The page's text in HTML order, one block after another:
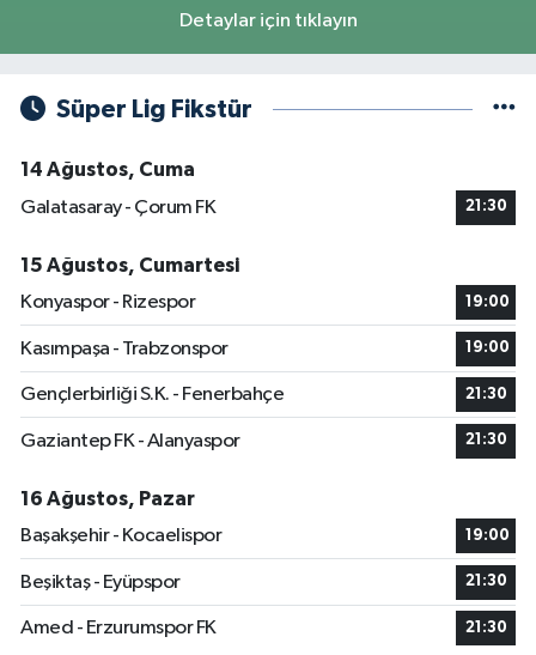
Detaylar için tıklayın
Süper Lig Fikstür
14 Ağustos, Cuma
Galatasaray - Çorum FK
21:30
15 Ağustos, Cumartesi
Konyaspor - Rizespor
19:00
Kasımpaşa - Trabzonspor 19:00
Gençlerbirliği S.K. - Fenerbahçe 21:30
Gaziantep FK - Alanyaspor 21:30
16 Ağustos, Pazar
Başakşehir - Kocaelispor
19:00
Beşiktaş - Eyüpspor 21:30
Amed - Erzurumspor FK 21:30